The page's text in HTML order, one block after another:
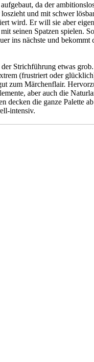
da der
und mit schwer
wird. Er will sie aber
seinen Spatzen spielen.
ins nächste und bekommt
Strichführung etwas
(frustriert oder
zum Märchenflair.
aber auch die
decken die ganze Palette
intensiv.